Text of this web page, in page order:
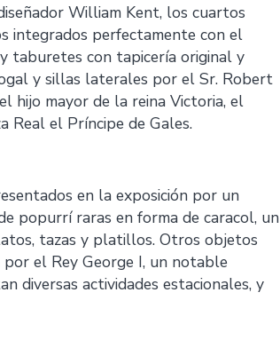
William Kent, los cuartos
integrados perfectamente con el
taburetes con tapicería original y
y sillas laterales por el Sr. Robert
hijo mayor de la reina Victoria, el
Real el Príncipe de Gales.
en la exposición por un
popurrí raras en forma de caracol, un
tazas y platillos. Otros objetos
el Rey George I, un notable
diversas actividades estacionales, y